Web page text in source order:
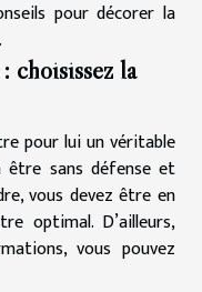
pour décorer la
choisissez la
pour lui un véritable
être sans défense et
vous devez être en
optimal. D’ailleurs,
vous pouvez